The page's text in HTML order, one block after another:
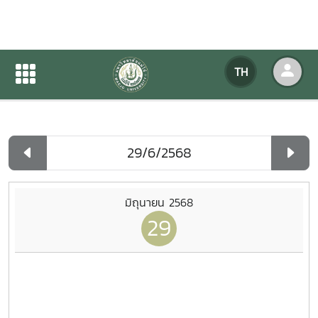
TH
ปฏิทินกิจกรรมของหน่วยงาน
ปฏิทินกิจกรรมของหน่วยงาน
มิถุนายน 2568
29